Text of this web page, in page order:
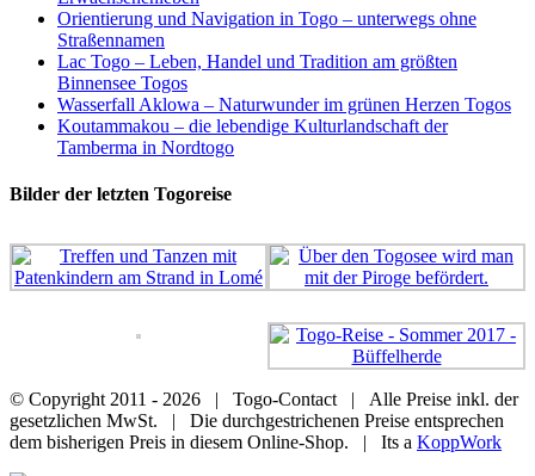
Orientierung und Navigation in Togo – unterwegs ohne
Straßennamen
Lac Togo – Leben, Handel und Tradition am größten
Binnensee Togos
Wasserfall Aklowa – Naturwunder im grünen Herzen Togos
Koutammakou – die lebendige Kulturlandschaft der
Tamberma in Nordtogo
Bilder der letzten Togoreise
© Copyright 2011 - 2026 | Togo-Contact | Alle Preise inkl. der
gesetzlichen MwSt. | Die durchgestrichenen Preise entsprechen
dem bisherigen Preis in diesem Online-Shop. | Its a KoppWork